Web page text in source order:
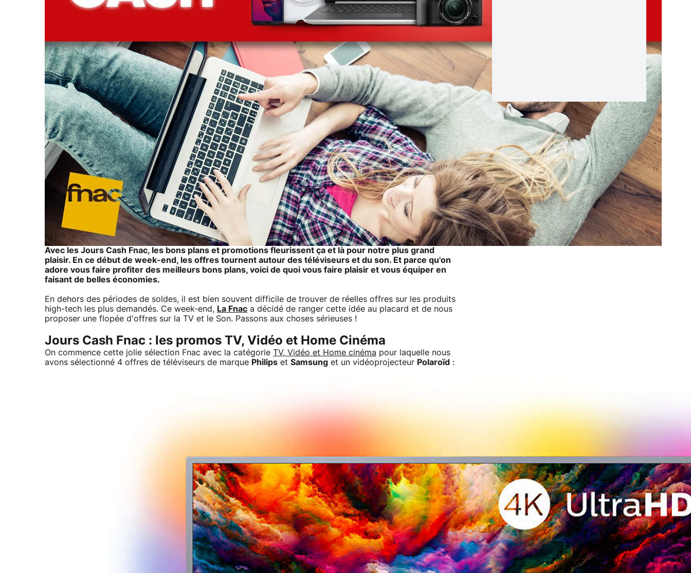
Avec les Jours Cash Fnac, les bons plans et promotions fleurissent ça et là pour notre plus grand
plaisir. En ce début de week-end, les offres tournent autour des téléviseurs et du son. Et parce qu'on
adore vous faire profiter des meilleurs bons plans, voici de quoi vous faire plaisir et vous équiper en
faisant de belles économies.
En dehors des périodes de soldes, il est bien souvent difficile de trouver de réelles offres sur les produits
high-tech les plus demandés. Ce week-end, La Fnac a décidé de ranger cette idée au placard et de nous
proposer une flopée d'offres sur la TV et le Son. Passons aux choses sérieuses !
Jours Cash Fnac : les promos TV, Vidéo et Home Cinéma
On commence cette jolie sélection Fnac avec la catégorie TV, Vidéo et Home cinéma pour laquelle nous
avons sélectionné 4 offres de téléviseurs de marque Philips et Samsung et un vidéoprojecteur Polaroïd :